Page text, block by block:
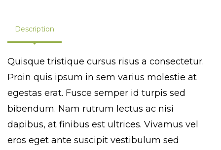
Description
Quisque tristique cursus risus a consectetur.
Proin quis ipsum in sem varius molestie at
egestas erat. Fusce semper id turpis sed
bibendum. Nam rutrum lectus ac nisi
dapibus, at finibus est ultrices. Vivamus vel
eros eget ante suscipit vestibulum sed